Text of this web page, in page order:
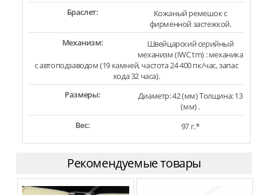
Браслет:
Кожаный ремешок с
фирменной застежкой.
Механизм:
Швейцарский серийный
механизм (IWC tm) : механика
с автоподзаводом (19 камней, частота 24 400 пк/час, запас
хода 32 часа).
Размеры:
Диаметр: 42 (мм) Толщина: 13
(мм) .
Вес:
97 г.*
Рекомендуемые товары